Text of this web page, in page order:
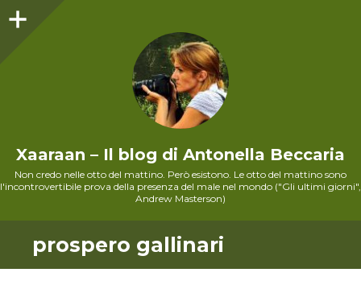
Xaaraan – Il blog di Antonella Beccaria
Non credo nelle otto del mattino. Però esistono. Le otto del mattino sono
l'incontrovertibile prova della presenza del male nel mondo ("Gli ultimi giorni",
Andrew Masterson)
prospero gallinari